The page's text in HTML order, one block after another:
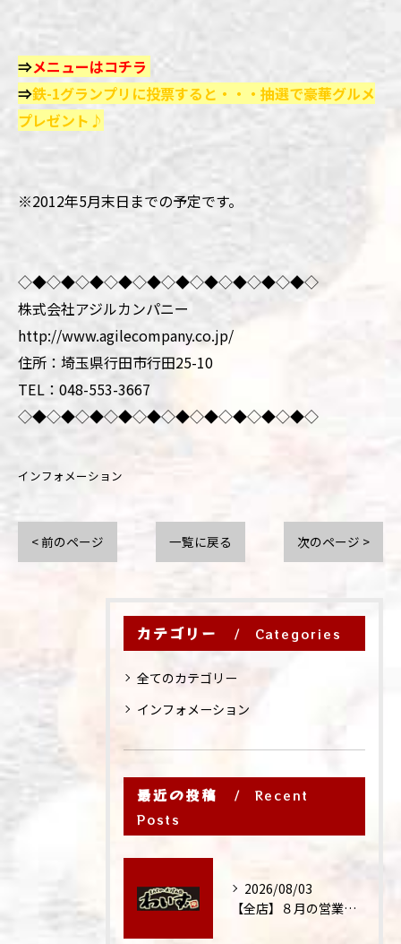
⇒メニューはコチラ
⇒鉄-1グランプリに投票すると・・・抽選で豪華グルメ
プレゼント♪
※2012年5月末日までの予定です。
◇◆◇◆◇◆◇◆◇◆◇◆◇◆◇◆◇◆◇◆◇
株式会社アジルカンパニー
http://www.agilecompany.co.jp/
住所：埼玉県行田市行田25-10
TEL：048-553-3667
◇◆◇◆◇◆◇◆◇◆◇◆◇◆◇◆◇◆◇◆◇
インフォメーション
< 前のページ 一覧に戻る 次のページ >
カテゴリー Categories
全てのカテゴリー
インフォメーション
最近の投稿
Recent
Posts
2026/08/03
【全店】８月の営業時間・ランチ営業につきまして